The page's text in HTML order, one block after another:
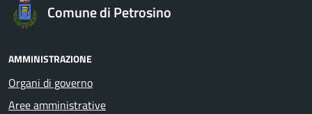
Comune di Petrosino
AMMINISTRAZIONE
Organi di governo
Aree amministrative